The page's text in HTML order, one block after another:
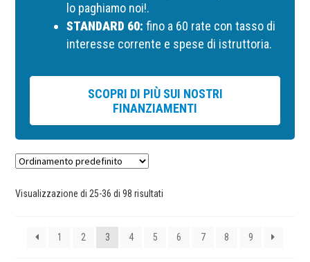
lo paghiamo noi!.
STANDARD 60: fino a 60 rate con tasso di
interesse corrente e spese di istruttoria.
SCOPRI DI PIÙ SUI NOSTRI
FINANZIAMENTI
Visualizzazione di 25-36 di 98 risultati
1 2 3 4 5 6 7 8 9